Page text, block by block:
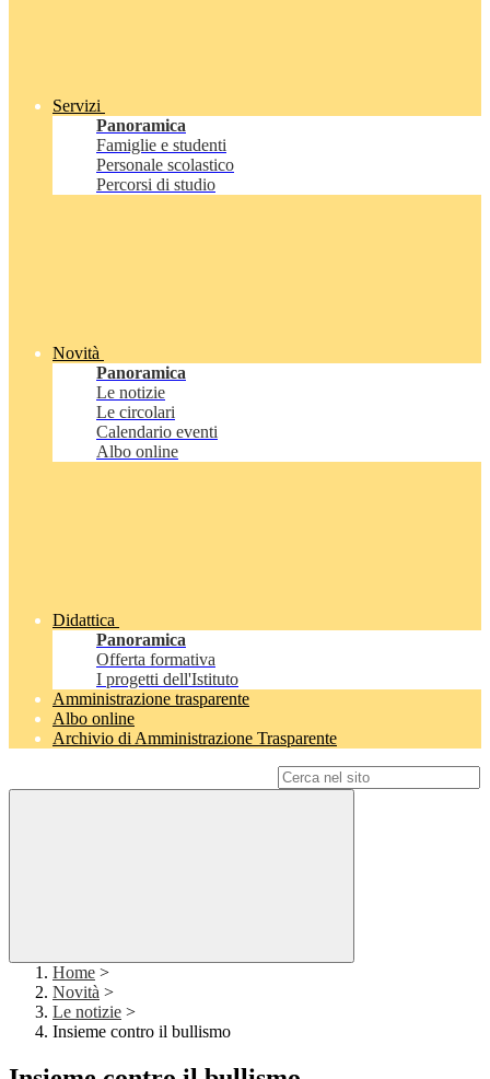
Servizi
Panoramica
Famiglie e studenti
Personale scolastico
Percorsi di studio
Novità
Panoramica
Le notizie
Le circolari
Calendario eventi
Albo online
Didattica
Panoramica
Offerta formativa
I progetti dell'Istituto
Amministrazione trasparente
Albo online
Archivio di Amministrazione Trasparente
Home >
Novità >
Le notizie >
Insieme contro il bullismo